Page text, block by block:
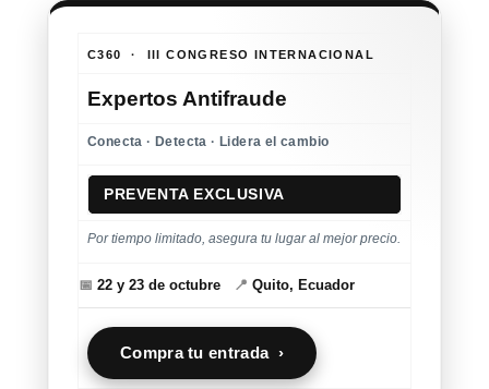
C360 · III CONGRESO INTERNACIONAL
Expertos Antifraude
Conecta · Detecta · Lidera el cambio
PREVENTA EXCLUSIVA
Por tiempo limitado, asegura tu lugar al mejor precio.
📅 22 y 23 de octubre 📍 Quito, Ecuador
Compra tu entrada ›